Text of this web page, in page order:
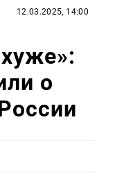
12.03.2025, 14:00
о